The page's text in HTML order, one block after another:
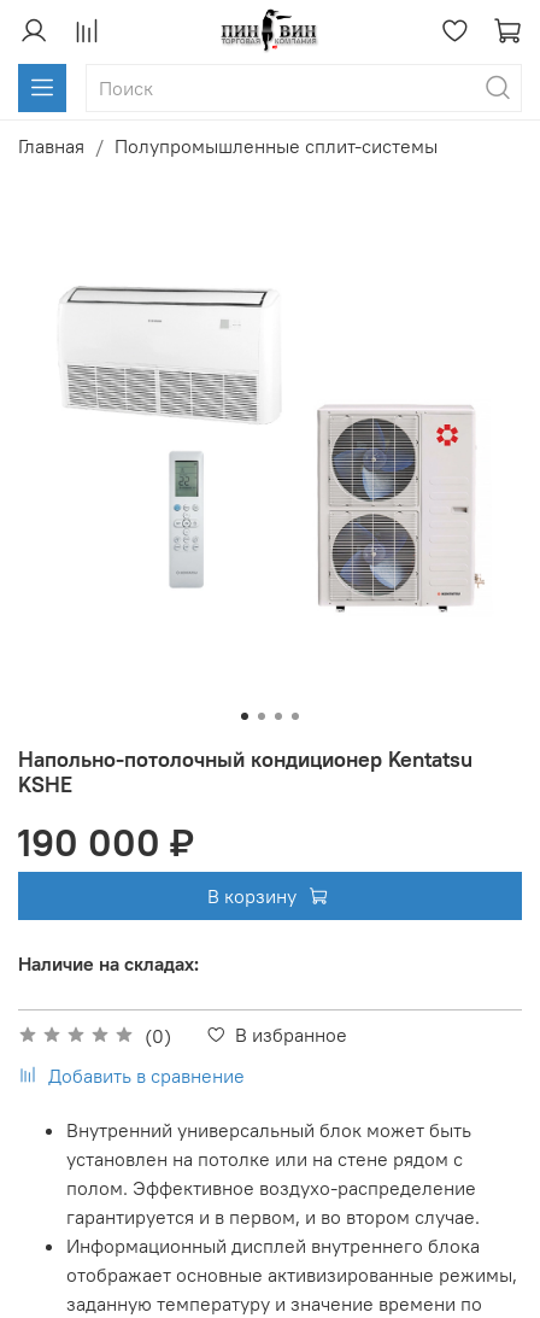
Главная Полупромышленные сплит-системы
Напольно-потолочный кондиционер Kentatsu
KSHE
(0)
В избранное
Добавить в сравнение
190 000 ₽
В корзину
Наличие на складах:
Внутренний универсальный блок может быть
установлен на потолке или на стене рядом с
полом. Эффективное воздухо-распределение
гарантируется и в первом, и во втором случае.
Информационный дисплей внутреннего блока
отображает основные активизированные режимы,
заданную температуру и значение времени по